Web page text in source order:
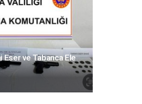
Eser ve Tabanca Ele